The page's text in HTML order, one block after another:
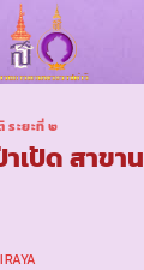
ระยะที่ ๒
เป้ด สาขา